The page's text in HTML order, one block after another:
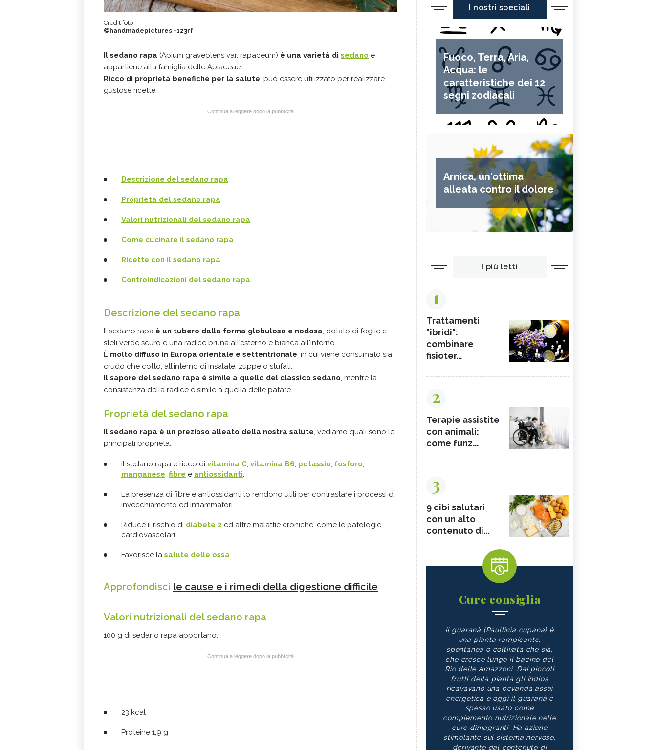
Credit foto
©handmadepictures -123rf
Il sedano rapa (Apium graveolens var. rapaceum) è una varietà di sedano e
appartiene alla famiglia delle Apiaceae.
Ricco di proprietà benefiche per la salute, può essere utilizzato per realizzare
gustose ricette.
Continua a leggere dopo la pubblicità
Descrizione del sedano rapa
Proprietà del sedano rapa
Valori nutrizionali del sedano rapa
Come cucinare il sedano rapa
Ricette con il sedano rapa
Controindicazioni del sedano rapa
Descrizione del sedano rapa
Il sedano rapa è un tubero dalla forma globulosa e nodosa, dotato di foglie e
steli verde scuro e una radice bruna all'esterno e bianca all'interno.
È molto diffuso in Europa orientale e settentrionale, in cui viene consumato sia
crudo che cotto, all’interno di insalate, zuppe o stufati.
Il sapore del sedano rapa è simile a quello del classico sedano, mentre la
consistenza della radice è simile a quella delle patate.
Proprietà del sedano rapa
Il sedano rapa è un prezioso alleato della nostra salute, vediamo quali sono le
principali proprietà:
Il sedano rapa è ricco di vitamina C, vitamina B6, potassio, fosforo,
manganese, fibre e antiossidanti.
La presenza di fibre e antiossidanti lo rendono utili per contrastare i processi di
invecchiamento ed infiammatori.
Riduce il rischio di diabete 2 ed altre malattie croniche, come le patologie
cardiovascolari.
Favorisce la salute delle ossa.
Approfondisci le cause e i rimedi della digestione difficile
Valori nutrizionali del sedano rapa
100 g di sedano rapa apportano:
Continua a leggere dopo la pubblicità
23 kcal
Proteine 1,9 g
I nostri speciali
Fuoco, Terra, Aria,
Acqua: le
caratteristiche dei 12
segni zodiacali
Arnica, un'ottima
alleata contro il dolore
I più letti
1
Trattamenti
"ibridi":
combinare
fisioter...
2
Terapie assistite
con animali:
come funz...
3
9 cibi salutari
con un alto
contenuto di...
Cure consiglia
Il guaranà (Paullinia cupana) è
una pianta rampicante,
spontanea o coltivata che sia,
che cresce lungo il bacino del
Rio delle Amazzoni. Dai piccoli
frutti della pianta gli Indios
ricavavano una bevanda assai
energetica e oggi il guaranà è
spesso usato come
complemento nutrizionale nelle
cure dimagranti. Ha azione
stimolante sul sistema nervoso,
derivante dal contenuto di